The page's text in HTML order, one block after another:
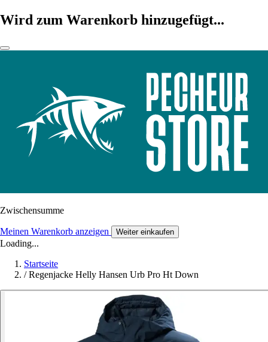
Wird zum Warenkorb hinzugefügt...
Zwischensumme
Meinen Warenkorb anzeigen Weiter einkaufen
Loading...
Startseite
/ Regenjacke Helly Hansen Urb Pro Ht Down